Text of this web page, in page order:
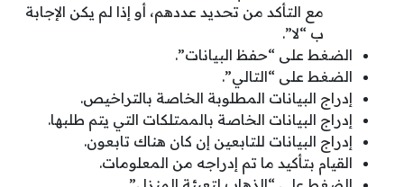
مع التأكد من تحديد عددهم، أو إذا لم يكن الإجابة
ب “لا”.
الضغط على “حفظ البيانات”.
الضغط على “التالي”.
إدراج البيانات المطلوبة الخاصة بالتراخيص.
إدراج البيانات الخاصة بالممتلكات التي يتم طلبها.
إدراج البيانات للتابعين إن كان هناك تابعون.
القيام بتأكيد ما تم إدراجه من المعلومات.